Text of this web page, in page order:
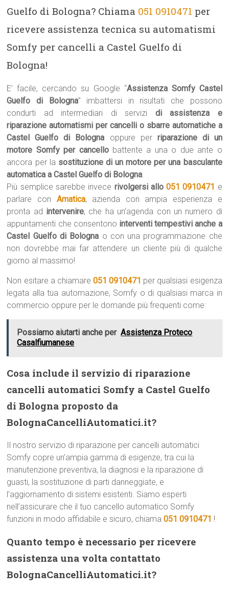
Guelfo di Bologna? Chiama 051 0910471 per
ricevere assistenza tecnica su automatismi
Somfy per cancelli a Castel Guelfo di
Bologna!
E’ facile, cercando su Google “Assistenza Somfy Castel
Guelfo di Bologna” imbattersi in risultati che possono
condurti ad intermediari di servizi di assistenza e
riparazione automatismi per cancelli o sbarre automatiche a
Castel Guelfo di Bologna oppure per riparazione di un
motore Somfy per cancellobattente a una o due ante o
ancora per la sostituzione di un motore per una basculante
automatica a Castel Guelfo di Bologna.
Più semplice sarebbe invece rivolgersi allo051 0910471 e
parlare con Amatica, azienda con ampia esperienza e
pronta ad intervenire, che ha un’agenda con un numero di
appuntamenti che consentono interventi tempestivi anche a
Castel Guelfo di Bologna o con una programmazione che
non dovrebbe mai far attendere un cliente più di qualche
giorno al massimo!
Non esitare a chiamare 051 0910471 per qualsiasi esigenza
legata alla tua automazione, Somfy o di qualsiasi marca in
commercio oppure per le domande più frequenti come:
Possiamo aiutarti anche per Assistenza Proteco
Casalfiumanese
Cosa include il servizio di riparazione
cancelli automatici Somfy a Castel Guelfo
di Bologna proposto da
BolognaCancelliAutomatici.it?
Il nostro servizio di riparazione per cancelli automatici
Somfy copre un’ampia gamma di esigenze, tra cui la
manutenzione preventiva, la diagnosi e la riparazione di
guasti, la sostituzione di parti danneggiate, e
l’aggiornamento di sistemi esistenti. Siamo esperti
nell’assicurare che il tuo cancello automatico Somfy
funzioni in modo affidabile e sicuro, chiama051 0910471 !
Quanto tempo è necessario per ricevere
assistenza una volta contattato
BolognaCancelliAutomatici.it?